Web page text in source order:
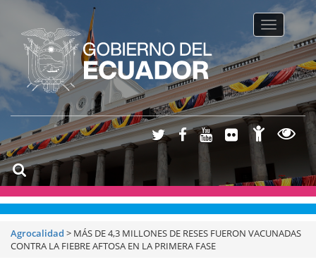
Toggle
Agrocalidad > MÁS DE 4,3 MILLONES DE RESES FUERON VACUNADAS
CONTRA LA FIEBRE AFTOSA EN LA PRIMERA FASE